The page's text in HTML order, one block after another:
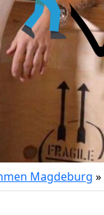
Magdeburg »